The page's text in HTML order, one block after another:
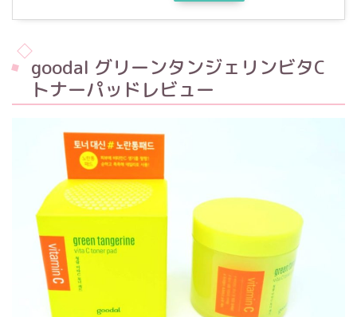
goodal グリーンタンジェリンビタC
トナーパッドレビュー